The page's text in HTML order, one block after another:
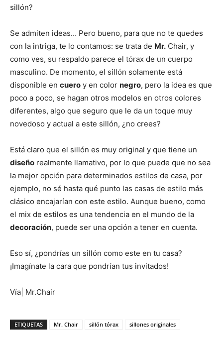
sillón?
Se admiten ideas… Pero bueno, para que no te quedes
con la intriga, te lo contamos: se trata de Mr. Chair, y
como ves, su respaldo parece el tórax de un cuerpo
masculino. De momento, el sillón solamente está
disponible en cuero y en color negro, pero la idea es que
poco a poco, se hagan otros modelos en otros colores
diferentes, algo que seguro que le da un toque muy
novedoso y actual a este sillón, ¿no crees?
Está claro que el sillón es muy original y que tiene un
diseño realmente llamativo, por lo que puede que no sea
la mejor opción para determinados estilos de casa, por
ejemplo, no sé hasta qué punto las casas de estilo más
clásico encajarían con este estilo. Aunque bueno, como
el mix de estilos es una tendencia en el mundo de la
decoración, puede ser una opción a tener en cuenta.
Eso sí, ¿pondrías un sillón como este en tu casa?
¡Imagínate la cara que pondrían tus invitados!
Vía| Mr.Chair
ETIQUETAS Mr. Chair sillón tórax sillones originales